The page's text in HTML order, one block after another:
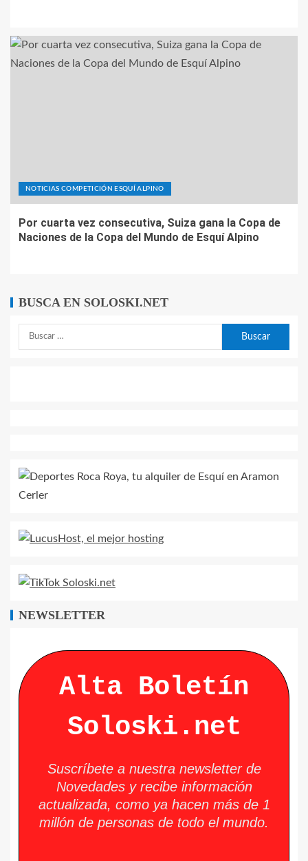
NOTICIAS COMPETICIÓN ESQUÍ ALPINO
Por cuarta vez consecutiva, Suiza gana la Copa de
Naciones de la Copa del Mundo de Esquí Alpino
BUSCA EN SOLOSKI.NET
NEWSLETTER
Alta Boletín
Soloski.net
Suscríbete a nuestra newsletter de
Novedades y recibe información
actualizada, como ya hacen más de 1
millón de personas de todo el mundo.